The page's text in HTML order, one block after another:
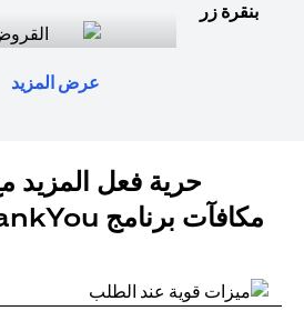
بنقرة زر
عرض المزيد
حرية فعل المزيد
مكافآت برنامج ThankYou من سيتي